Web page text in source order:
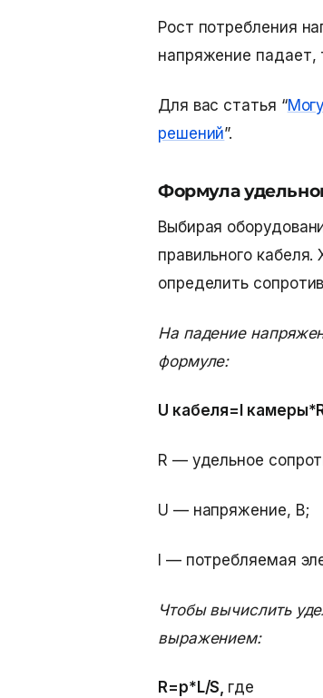
Рост потребления
напряжение падает,
Для вас статья “
решений”.
Формула
Выбирая
правильного
определить
На падение
формуле:
U кабеля=I
R — удельное
U — напряжение, В;
I — потребляемая
Чтобы вычислить
выражением:
R=p*L/S, где